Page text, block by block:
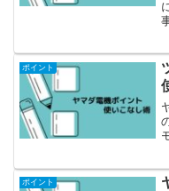
ポイント
ポイント